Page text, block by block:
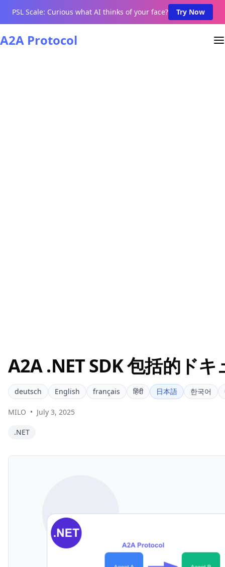
PSL Scale: Curious what AI thinks of your face? Try Now
A2A Protocol
A2A .NET SDK 包括的ド
deutsch English français हिंदी 日本語 한국어
MILO • July 3, 2025
.NET